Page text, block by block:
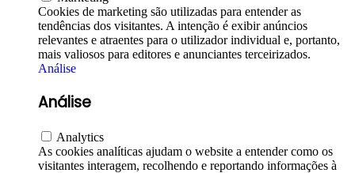
Cookies de marketing são utilizadas para entender as
tendências dos visitantes. A intenção é exibir anúncios
relevantes e atraentes para o utilizador individual e, portanto,
mais valiosos para editores e anunciantes terceirizados.
Análise
Análise
Analytics
As cookies analíticas ajudam o website a entender como os
visitantes interagem, recolhendo e reportando informações à